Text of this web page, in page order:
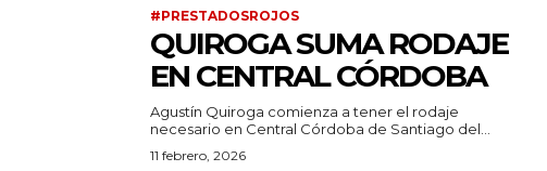
#PRESTADOSROJOS
QUIROGA SUMA RODAJE
EN CENTRAL CÓRDOBA
Agustín Quiroga comienza a tener el rodaje
necesario en Central Córdoba de Santiago del...
11 febrero, 2026